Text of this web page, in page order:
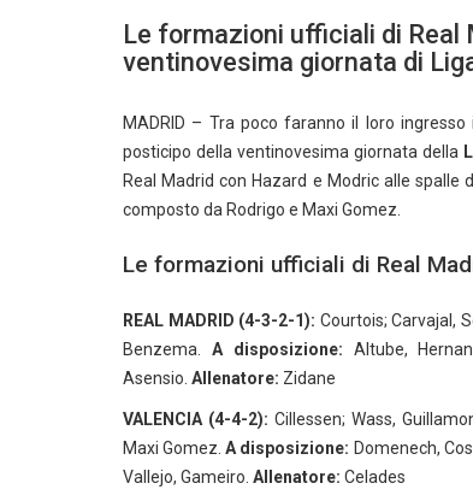
Le formazioni ufficiali di Real
ventinovesima giornata di
MADRID – Tra poco faranno il loro
posticipo della ventinovesima giornata della
Real Madrid con Hazard e Modric alle
composto da Rodrigo e Maxi Gomez.
Le formazioni ufficiali di Real
REAL MADRID (4-3-2-1): Courtois; Carvajal,
Benzema. A disposizione: Altube,
Asensio. Allenatore: Zidane
VALENCIA (4-4-2): Cillessen; Wass,
Maxi Gomez.A disposizione: Domenech,
Vallejo, Gameiro. Allenatore: Celades